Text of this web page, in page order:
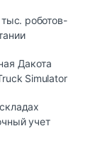
роботов-
Дакота
Simulator
учет